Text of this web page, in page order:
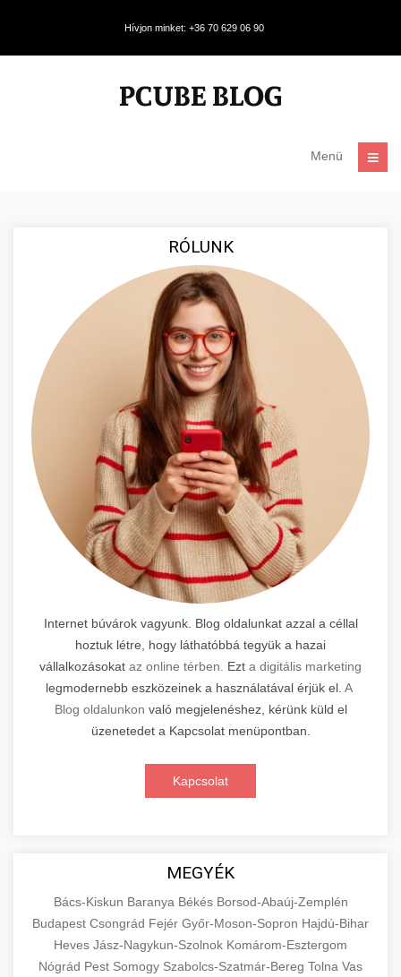
Hívjon minket: +36 70 629 06 90
Menü
RÓLUNK
Internet búvárok vagyunk. Blog oldalunkat azzal a céllal
hoztuk létre, hogy láthatóbbá tegyük a hazai
vállalkozásokat az online térben. Ezt a digitális marketing
legmodernebb eszközeinek a használatával érjük el. A
Blog oldalunkon való megjelenéshez, kérünk küld el
üzenetedet a Kapcsolat menüpontban.
Kapcsolat
MEGYÉK
Bács-Kiskun Baranya Békés Borsod-Abaúj-Zemplén
Budapest Csongrád Fejér Győr-Moson-Sopron Hajdú-Bihar
Heves Jász-Nagykun-Szolnok Komárom-Esztergom
Nógrád Pest Somogy Szabolcs-Szatmár-Bereg Tolna Vas